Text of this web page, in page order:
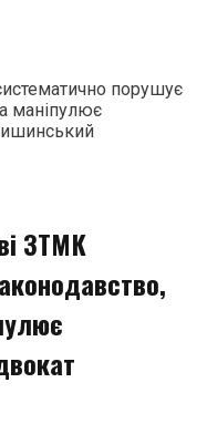
порушує
маніпулює
ЗТМК